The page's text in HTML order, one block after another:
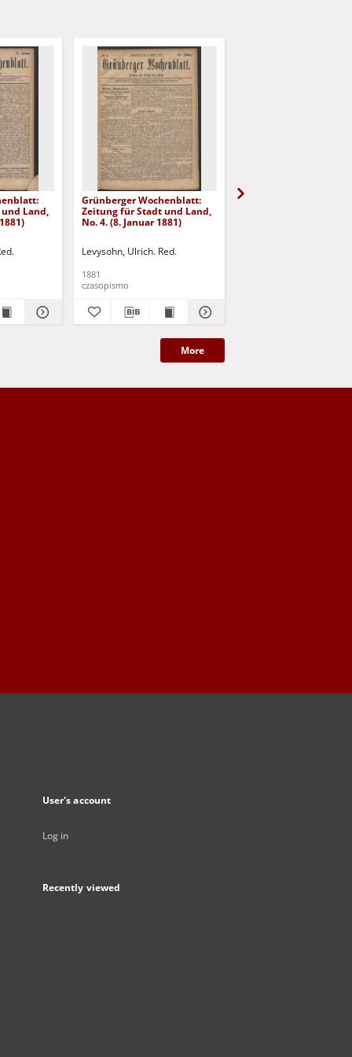
Land,
Grünberger Wochenblatt:
Zeitung für Stadt und Land,
No. 4. (8. Januar 1881)
Levysohn, Ulrich. Red.
1881
czasopismo
More
User's account
Log in
Recently viewed